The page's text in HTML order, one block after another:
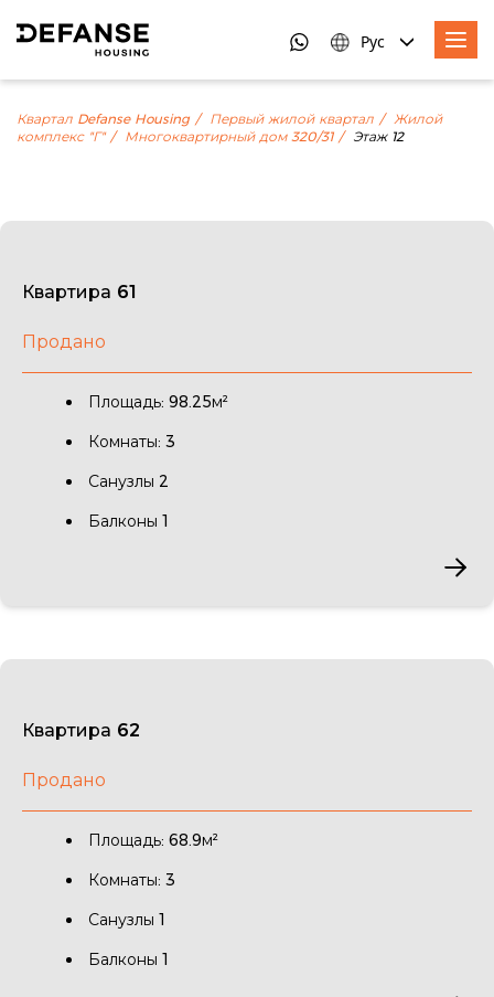
Рус
Квартал Defanse Housing Первый жилой квартал
Жилой
комплекс "Г"
Многоквартирный дом 320/31 Этаж 12
Квартира 61
Продано
Площадь: 98.25м²
Комнаты: 3
Санузлы 2
Балконы 1
Квартира 62
Продано
Площадь: 68.9м²
Комнаты: 3
Санузлы 1
Балконы 1